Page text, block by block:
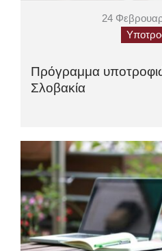
24
Πρόγραμμα
Σλοβακία